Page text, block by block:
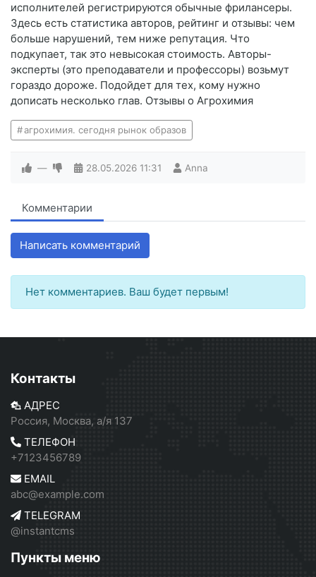
исполнителей регистрируются обычные фрилансеры.
Здесь есть статистика авторов, рейтинг и отзывы: чем
больше нарушений, тем ниже репутация. Что
подкупает, так это невысокая стоимость. Авторы-
эксперты (это преподаватели и профессоры) возьмут
гораздо дороже. Подойдет для тех, кому нужно
дописать несколько глав. Отзывы о Агрохимия
агрохимия. сегодня рынок образов
— 28.05.2026 11:31 Anna
Комментарии
Написать комментарий
Нет комментариев. Ваш будет первым!
Контакты
АДРЕС
Россия, Москва, а/я 137
ТЕЛЕФОН
+7123456789
EMAIL
abc@example.com
TELEGRAM
@instantcms
Пункты меню